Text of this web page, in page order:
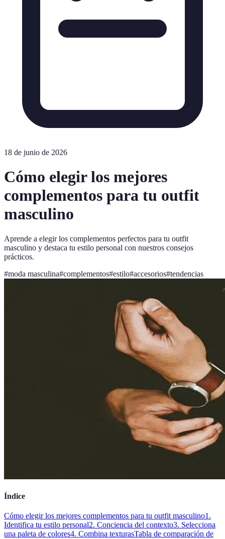
18 de junio de 2026
Cómo elegir los mejores
complementos para tu outfit
masculino
Aprende a elegir los complementos perfectos para tu outfit
masculino y destaca tu estilo personal con nuestros consejos
prácticos.
#moda masculina#complementos#estilo#accesorios#tendencias
Índice
Cómo elegir los mejores complementos para tu outfit masculino1.
Identifica tu estilo personal2. Conciencia del contexto3. Selecciona
una paleta de colores4. Combina texturasTabla de comparación de